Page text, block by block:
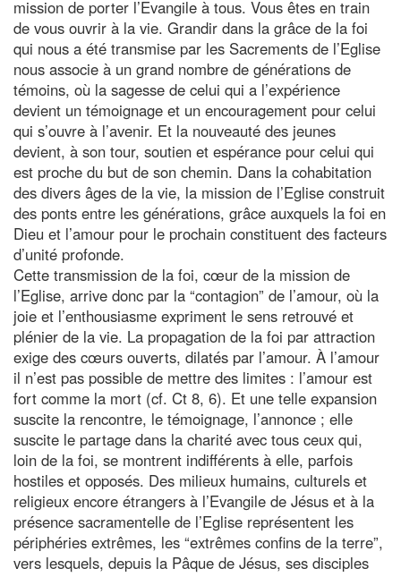
mission de porter l’Evangile à tous. Vous êtes en train
de vous ouvrir à la vie. Grandir dans la grâce de la foi
qui nous a été transmise par les Sacrements de l’Eglise
nous associe à un grand nombre de générations de
témoins, où la sagesse de celui qui a l’expérience
devient un témoignage et un encouragement pour celui
qui s’ouvre à l’avenir. Et la nouveauté des jeunes
devient, à son tour, soutien et espérance pour celui qui
est proche du but de son chemin. Dans la cohabitation
des divers âges de la vie, la mission de l’Eglise construit
des ponts entre les générations, grâce auxquels la foi en
Dieu et l’amour pour le prochain constituent des facteurs
d’unité profonde.
Cette transmission de la foi, cœur de la mission de
l’Eglise, arrive donc par la “contagion” de l’amour, où la
joie et l’enthousiasme expriment le sens retrouvé et
plénier de la vie. La propagation de la foi par attraction
exige des cœurs ouverts, dilatés par l’amour. À l’amour
il n’est pas possible de mettre des limites : l’amour est
fort comme la mort (cf. Ct 8, 6). Et une telle expansion
suscite la rencontre, le témoignage, l’annonce ; elle
suscite le partage dans la charité avec tous ceux qui,
loin de la foi, se montrent indifférents à elle, parfois
hostiles et opposés. Des milieux humains, culturels et
religieux encore étrangers à l’Evangile de Jésus et à la
présence sacramentelle de l’Eglise représentent les
périphéries extrêmes, les “extrêmes confins de la terre”,
vers lesquels, depuis la Pâque de Jésus, ses disciples